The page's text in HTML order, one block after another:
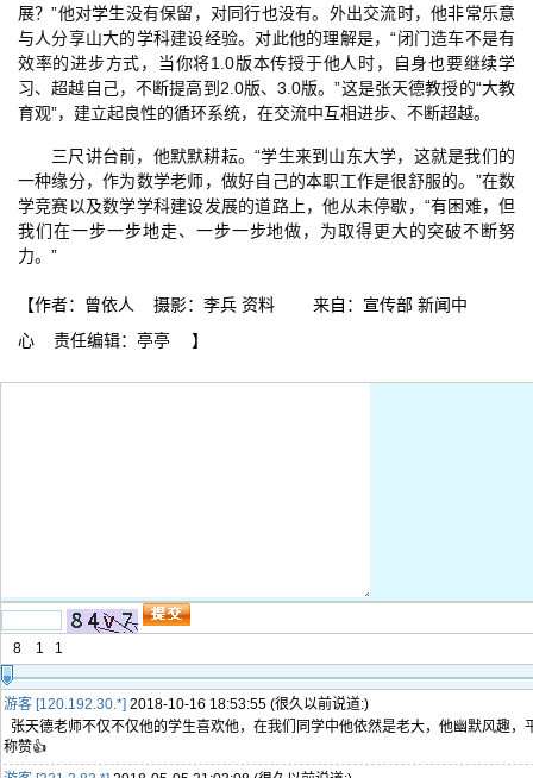
展？”他对学生没有保留，对同行也没有。外出交流时，他非常乐意
与人分享山大的学科建设经验。对此他的理解是，“闭门造车不是有
效率的进步方式，当你将1.0版本传授于他人时，自身也要继续学
习、超越自己，不断提高到2.0版、3.0版。”这是张天德教授的“大教
育观”，建立起良性的循环系统，在交流中互相进步、不断超越。
三尺讲台前，他默默耕耘。“学生来到山东大学，这就是我们的
一种缘分，作为数学老师，做好自己的本职工作是很舒服的。”在数
学竞赛以及数学学科建设发展的道路上，他从未停歇，“有困难，但
我们在一步一步地走、一步一步地做，为取得更大的突破不断努
力。”
【作者：曾依人 摄影：李兵 资料 来自：宣传部 新闻中
心 责任编辑：亭亭 】
8 1 1
游客 [120.192.30.*] 2018-10-16 18:53:55 (很久以前说道:)
张天德老师不仅不仅他的学生喜欢他，在我们同学中他依然是老大，他幽默风趣，
称赞👍